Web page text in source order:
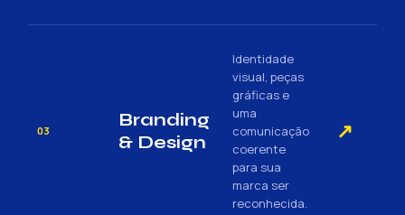
03
Branding
& Design
Identidade
visual, peças
gráficas e
uma
comunicação
coerente
para sua
marca ser
reconhecida.
↗